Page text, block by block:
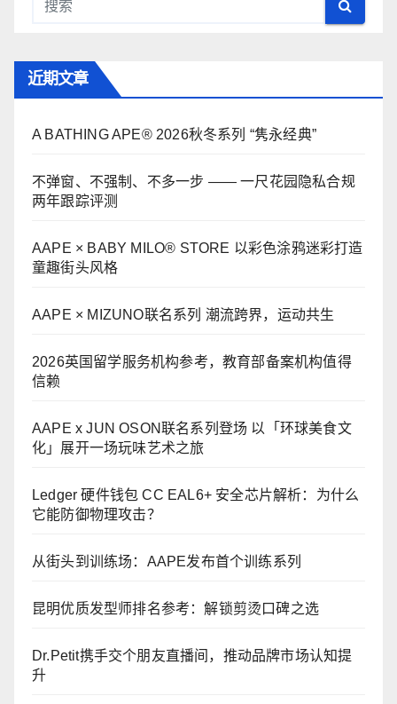
近期文章
A BATHING APE® 2026秋冬系列 “隽永经典”
不弹窗、不强制、不多一步 —— 一尺花园隐私合规
两年跟踪评测
AAPE × BABY MILO® STORE 以彩色涂鸦迷彩打造
童趣街头风格
AAPE × MIZUNO联名系列 潮流跨界，运动共生
2026英国留学服务机构参考，教育部备案机构值得
信赖
AAPE x JUN OSON联名系列登场 以「环球美食文
化」展开一场玩味艺术之旅
Ledger 硬件钱包 CC EAL6+ 安全芯片解析：为什么
它能防御物理攻击？
从街头到训练场：AAPE发布首个训练系列
昆明优质发型师排名参考：解锁剪烫口碑之选
Dr.Petit携手交个朋友直播间，推动品牌市场认知提
升